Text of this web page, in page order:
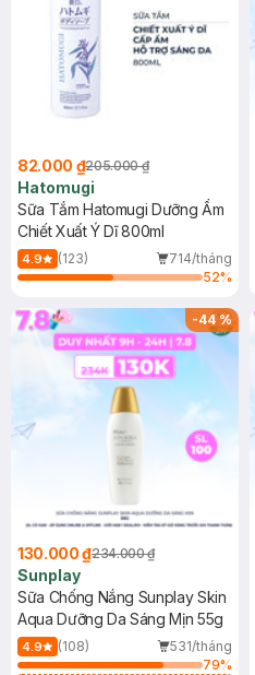
82.000 ₫205.000 ₫
Hatomugi
Sữa Tắm Hatomugi Dưỡng Ẩm
Chiết Xuất Ý Dĩ 800ml
4.9 (123)
714/tháng
52%
-44%
130.000 ₫234.000 ₫
Sunplay
Sữa Chống Nắng Sunplay Skin
Aqua Dưỡng Da Sáng Mịn 55g
4.9 (108)
531/tháng
79%